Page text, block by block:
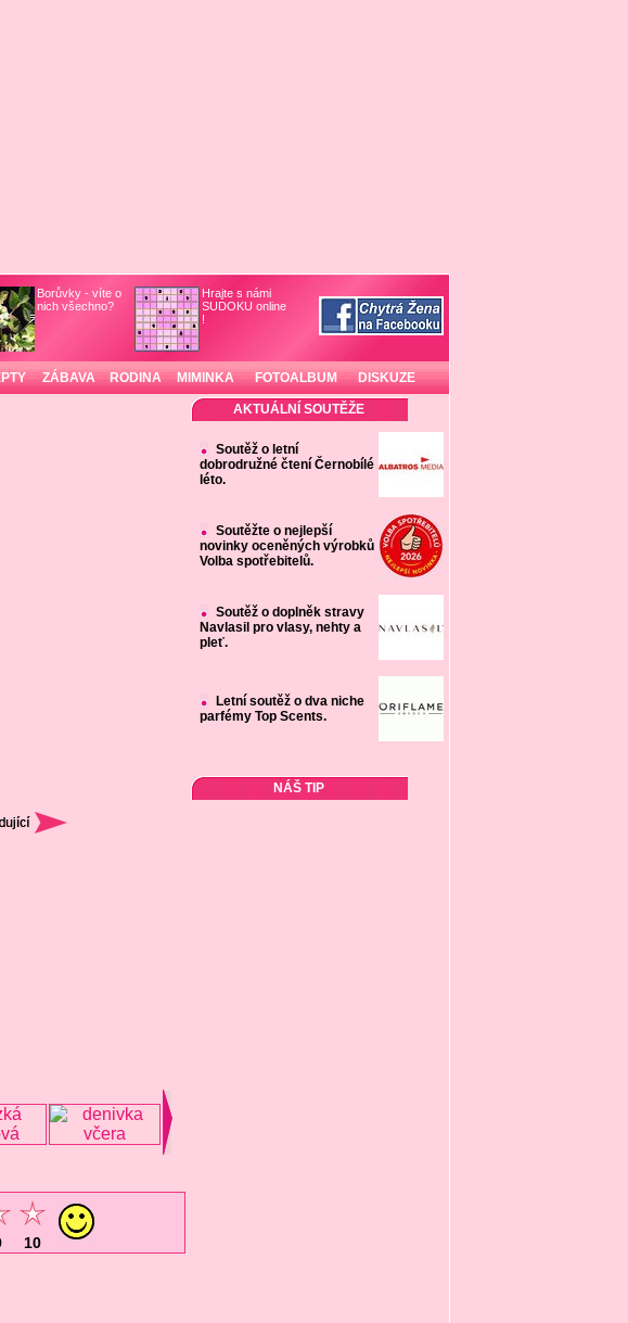
Borůvky - víte o
nich všechno?
Hrajte s námi
SUDOKU online
!
ZÁBAVA RODINA MIMINKA FOTOALBUM DISKUZE
10
AKTUÁLNÍ SOUTĚŽE
Soutěž o letní
dobrodružné čtení Černobílé
léto.
Soutěžte o nejlepší
novinky oceněných výrobků
Volba spotřebitelů.
Soutěž o doplněk stravy
Navlasil pro vlasy, nehty a
pleť.
Letní soutěž o dva niche
parfémy Top Scents.
NÁŠ TIP